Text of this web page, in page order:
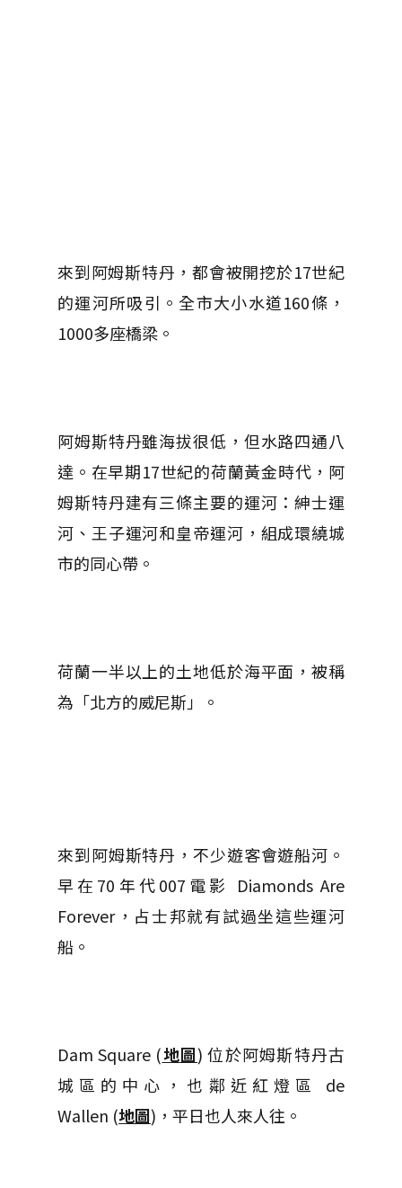
來到阿姆斯特丹，都會被開挖於17世紀
的運河所吸引。全市大小水道160條，
1000多座橋梁。
阿姆斯特丹雖海拔很低，但水路四通八
達。在早期17世紀的荷蘭黃金時代，阿
姆斯特丹建有三條主要的運河：紳士運
河、王子運河和皇帝運河，組成環繞城
市的同心帶。
荷蘭一半以上的土地低於海平面，被稱
為「北方的威尼斯」。
來到阿姆斯特丹，不少遊客會遊船河。
早在70年代007電影 Diamonds Are
Forever， 占士邦就有試過坐這些運河
船。
Dam Square (地圖) 位於阿姆斯特丹古
城區的中心，也鄰近紅燈區 de
Wallen (地圖) ，平日也人來人往。